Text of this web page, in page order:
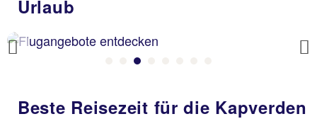
Urlaub
Previous
Beste Reisezeit für die Kapverden